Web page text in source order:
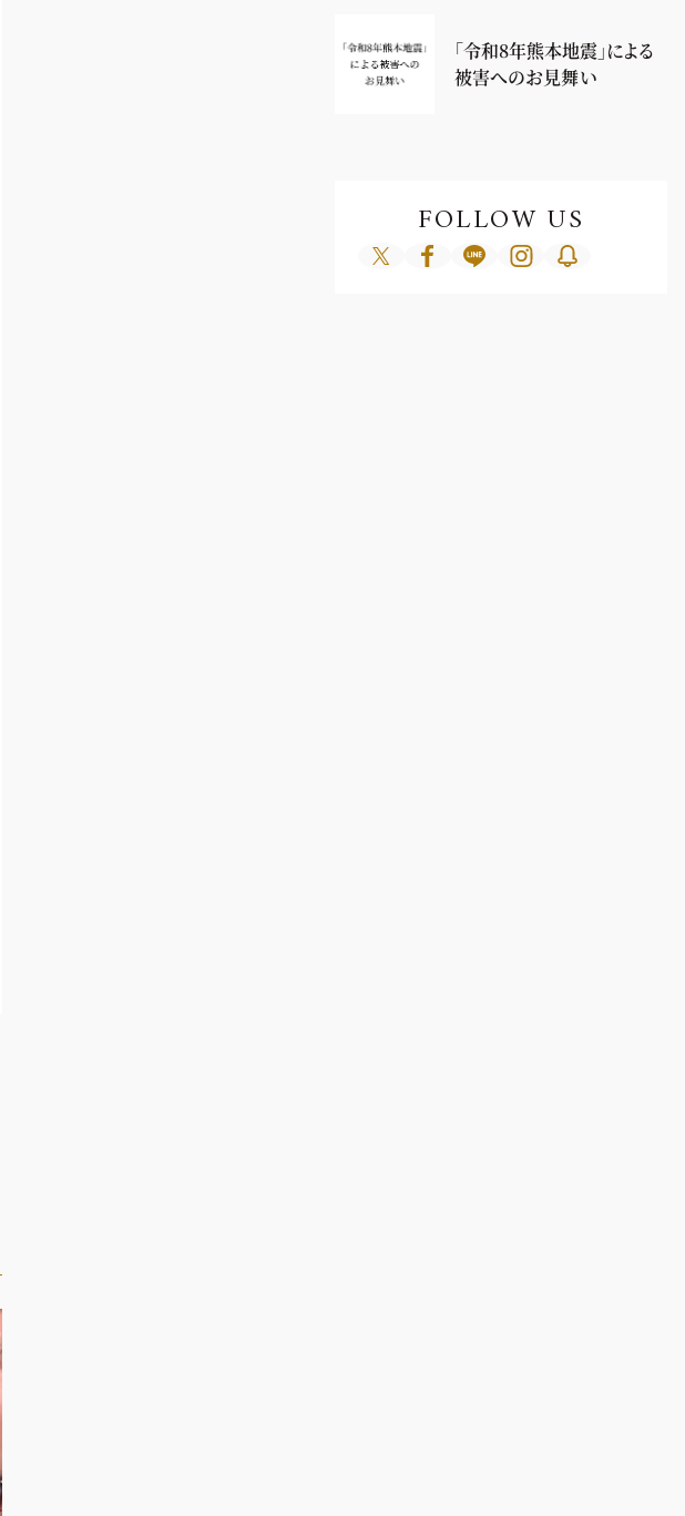
「令和8年熊本地震」による
被害へのお見舞い
FOLLOW US